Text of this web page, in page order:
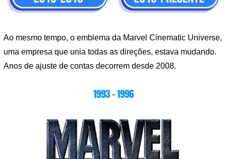
Ao mesmo tempo, o emblema da Marvel Cinematic Universe,
uma empresa que unia todas as direções, estava mudando.
Anos de ajuste de contas decorrem desde 2008.
1993 – 1996